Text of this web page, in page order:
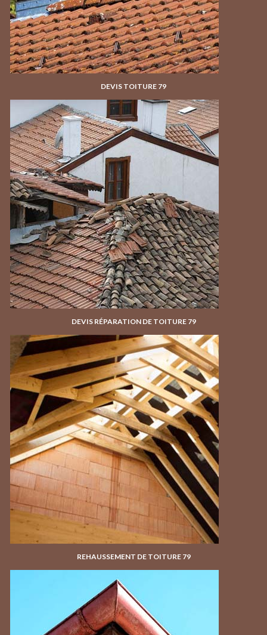
DEVIS TOITURE 79
DEVIS RÉPARATION DE TOITURE 79
REHAUSSEMENT DE TOITURE 79